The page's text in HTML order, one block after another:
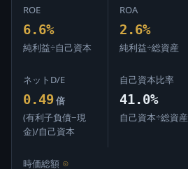
ROE
6.6%
純利益÷自己資本
ROA
2.6%
純利益÷総資産
ネットD/E
0.49 倍
(有利子負債−現
金)/自己資本
自己資本比率
41.0%
自己資本÷総資産
時価総額 ⊙